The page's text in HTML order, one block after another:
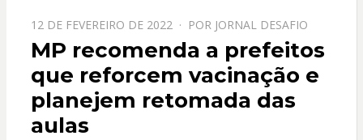
PPOSTADO
EM
12 DE FEVEREIRO DE 2022 POR JORNAL DESAFIO
MP recomenda a prefeitos
que reforcem vacinação e
planejem retomada das
aulas